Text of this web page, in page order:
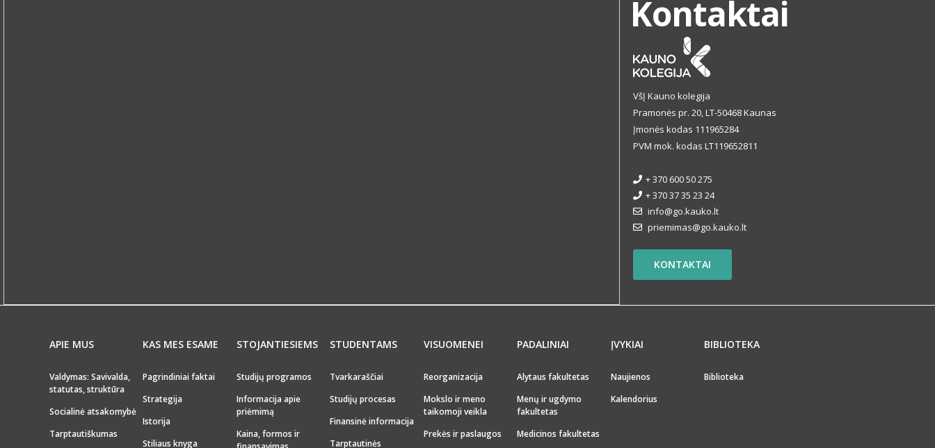
Kontaktai
VšĮ Kauno kolegija
Pramonės pr. 20, LT-50468 Kaunas
Įmonės kodas 111965284
PVM mok. kodas LT119652811
+ 370 600 50 275
+ 370 37 35 23 24
info@go.kauko.lt
priemimas@go.kauko.lt
KONTAKTAI
APIE MUS
Valdymas: Savivalda,
statutas, struktūra
Socialinė atsakomybė
Tarptautiškumas
KAS MES ESAME
Pagrindiniai faktai
Strategija
Istorija
Stiliaus knyga
STOJANTIESIEMS
Studijų programos
Informacija apie
priėmimą
Kaina, formos ir
STUDENTAMS
Tvarkaraščiai
Studijų procesas
Finansinė informacija
Tarptautinės
VISUOMENEI
Reorganizacija
Mokslo ir meno
taikomoji veikla
Prekės ir paslaugos
PADALINIAI
Alytaus fakultetas
Menų ir ugdymo
fakultetas
Medicinos fakultetas
ĮVYKIAI
Naujienos
Kalendorius
BIBLIOTEKA
Biblioteka